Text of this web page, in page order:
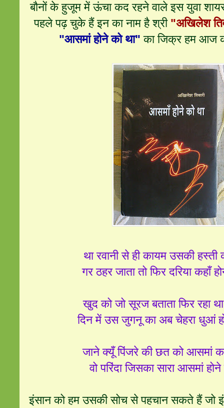
बौनों के हुजूम में ऊंचा कद रहने वाले इस युवा
पहले पढ़ चुके हैं इन का नाम है श्री "अखिलेश
"आसमां होने को था" का जिक्र हम आज
था रवानी से ही कायम उसकी हस्ती
गर ठहर जाता तो फिर दरिया कहाँ
खुद को जो सूरज बताता फिर रहा
दिन में उस जुगनू का अब चेहरा धुआं
जाने क्यूँ पिंजरे की छत को आसमां
वो परिंदा जिसका सारा आसमां
इंसान को हम उसकी सोच से पहचान सकते हैं जो